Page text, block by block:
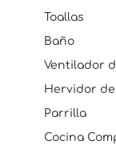
Toallas
Baño
Ventilador
Hervidor
Parrilla
Cocina